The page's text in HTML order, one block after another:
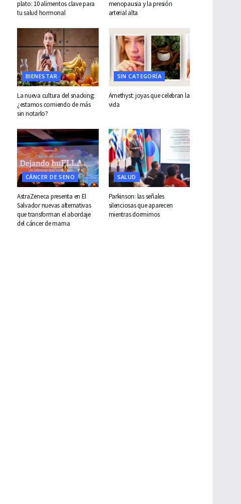
plato: 10 alimentos clave para
tu salud hormonal
menopausia y la presión
arterial alta
BIENESTAR
La nueva cultura del snacking:
¿estamos comiendo de más
sin notarlo?
SIN CATEGORÍA
Amethyst: joyas que celebran la
vida
CÁNCER DE SENO
AstraZeneca presenta en El
Salvador nuevas alternativas
que transforman el abordaje
del cáncer de mama
SALUD
Parkinson: las señales
silenciosas que aparecen
mientras dormimos